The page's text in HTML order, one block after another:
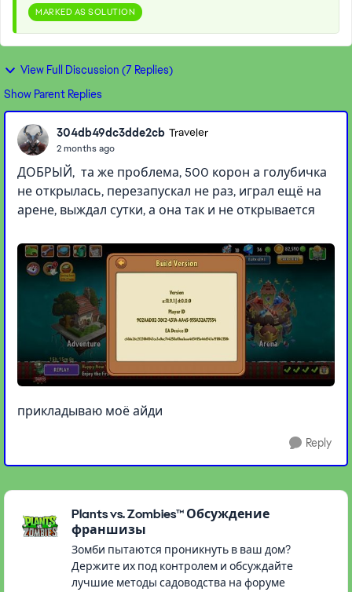
MARKED AS SOLUTION
View Full Discussion (7 Replies)
Show Parent Replies
304db49dc3dde2cb Traveler
2 months ago
ДОБРЫЙ, та же проблема, 500 корон а голубичка
не открылась, перезапускал не раз, играл ещё на
арене, выждал сутки, а она так и не открывается
прикладываю моё айди
Reply
Featured Places
Plants vs. Zombies™ Обсуждение
франшизы
Зомби пытаются проникнуть в ваш дом?
Держите их под контролем и обсуждайте
лучшие методы садоводства на форуме